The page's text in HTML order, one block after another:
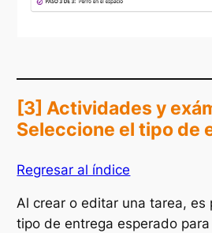
[3] Actividades y
Seleccione el tipo de
Regresar al índice
Al crear o editar una tarea, es
tipo de entrega esperado